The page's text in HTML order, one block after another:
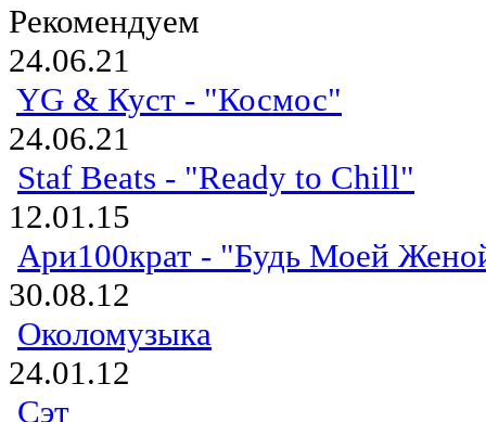
Рекомендуем
24.06.21
YG & Куст - "Космос"
24.06.21
Staf Beats - "Ready to Chill"
12.01.15
Ари100крат - "Будь Моей
30.08.12
Околомузыка
24.01.12
Сэт